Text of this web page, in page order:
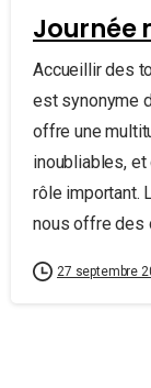
Journée
Accueillir des
est synonyme
offre une
inoubliables,
rôle important.
nous offre des
27 septembre